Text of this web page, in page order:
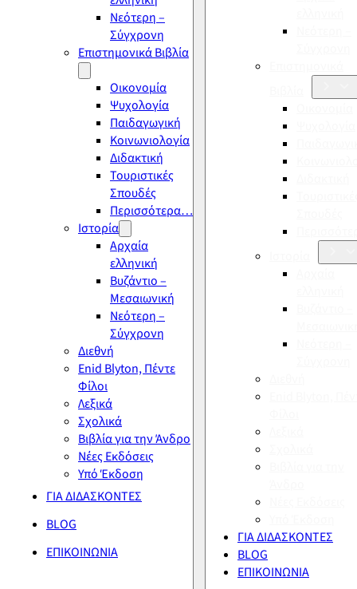
Νεότερη –
Σύγχρονη
Επιστημονικά Βιβλία
Οικονομία
Ψυχολογία
Παιδαγωγική
Κοινωνιολογία
Διδακτική
Τουριστικές
Σπουδές
Περισσότερα…
Ιστορία
Αρχαία
ελληνική
Βυζάντιο –
Μεσαιωνική
Νεότερη –
Σύγχρονη
Διεθνή
Enid Blyton, Πέντε
Φίλοι
Λεξικά
Σχολικά
Βιβλία για την Άνδρο
Νέες Εκδόσεις
Υπό Έκδοση
ΓΙΑ ΔΙΔΑΣΚΟΝΤΕΣ
BLOG
ΕΠΙΚΟΙΝΩΝΙΑ
ΓΙΑ ΔΙΔΑΣΚΟΝΤΕΣ
BLOG
ΕΠΙΚΟΙΝΩΝΙΑ